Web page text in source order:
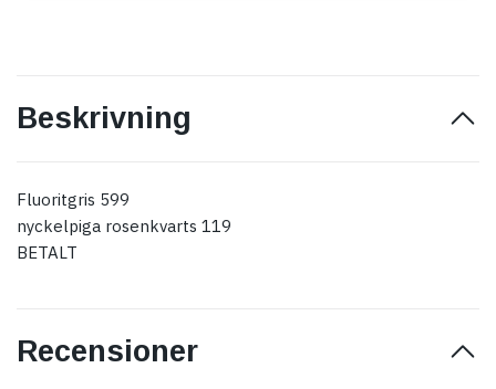
Beskrivning
Fluoritgris 599
nyckelpiga rosenkvarts 119
BETALT
Recensioner